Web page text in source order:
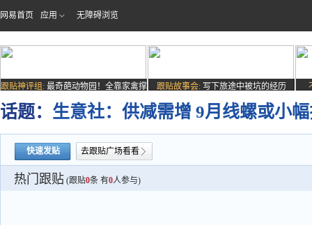
网易首页 应用 无障碍浏览
跟贴神评组: 最奇葩动物园！全靠家禽撑
场子
跟贴故事会: 写下旅途中被坑的经历
话题： 生意社：供减需增 9月线螺或小
快速发贴 去跟贴广场看看
热门跟贴 (跟贴0条 有0人参与)